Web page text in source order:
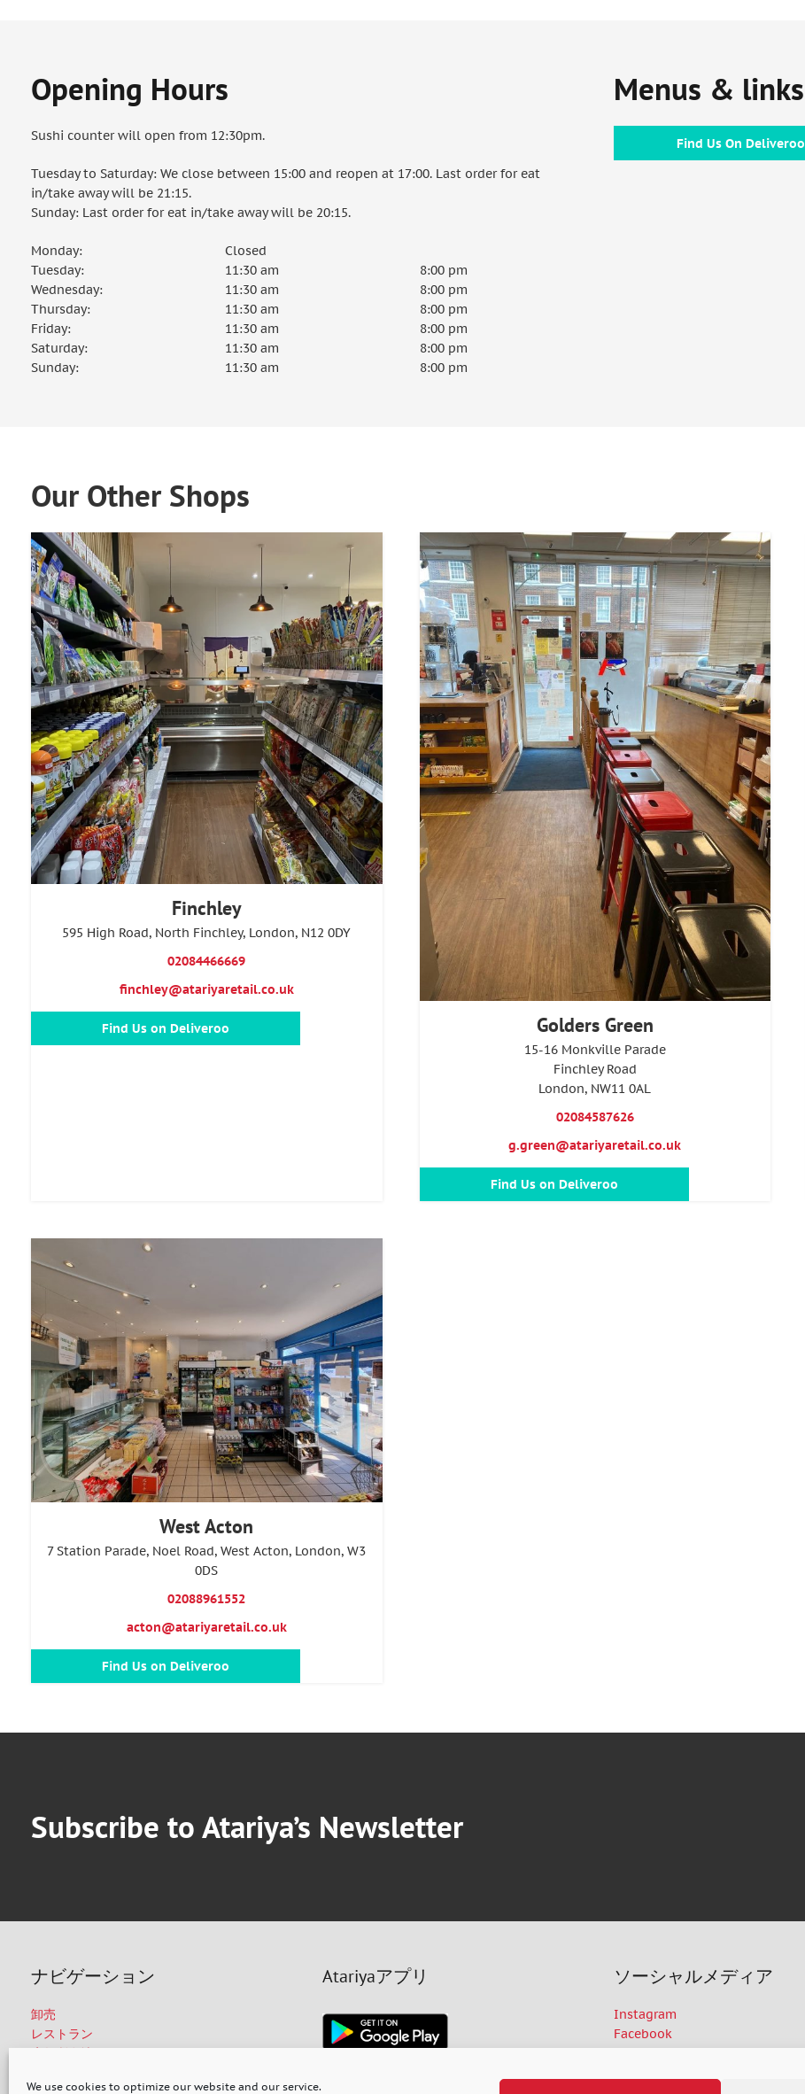
We use cookies to optimize our website and our service.
Opening Hours
Sushi counter will open from 12:30pm.
Tuesday to Saturday: We close between 15:00 and reopen at 17:00. Last order for eat
in/take away will be 21:15.
Sunday: Last order for eat in/take away will be 20:15.
Monday:
Closed
Tuesday:
11:30 am
8:00 pm
Wednesday:
11:30 am
8:00 pm
Thursday:
11:30 am
8:00 pm
Friday:
11:30 am
8:00 pm
Saturday:
11:30 am
8:00 pm
Sunday:
11:30 am 8:00 pm
Menus & links
Find Us On Deliveroo
Our Other Shops
Finchley
595 High Road, North Finchley, London, N12 0DY
02084466669
finchley@atariyaretail.co.uk
Find Us on Deliveroo Golders Green
15-16 Monkville Parade
Finchley Road
London, NW11 0AL
02084587626
g.green@atariyaretail.co.uk
Find Us on Deliveroo
West Acton
7 Station Parade, Noel Road, West Acton, London, W3
0DS
02088961552
acton@atariyaretail.co.uk
Find Us on Deliveroo
Subscribe to Atariya’s Newsletter
ナビゲーション
卸売
レストラン
店舗所在地
Atariyaアプリ ソーシャルメディア
Instagram
Facebook
Deliveroo